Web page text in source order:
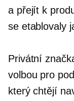
a přejít k
se etablovaly
Privátní
volbou pro
který chtějí